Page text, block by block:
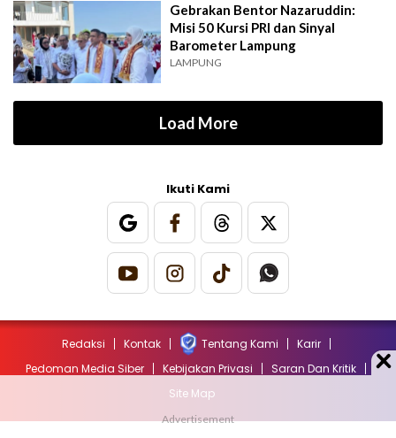
Gebrakan Bentor Nazaruddin:
Misi 50 Kursi PRI dan Sinyal
Barometer Lampung
LAMPUNG
Load More
Ikuti Kami
Redaksi Kontak Tentang Kami
Karir
Pedoman Media Siber
Kebijakan Privasi
Saran Dan Kritik
Site Map